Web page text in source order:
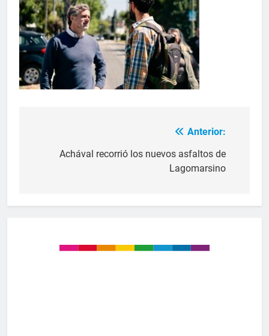
Anterior:
Achával recorrió los nuevos asfaltos de
Lagomarsino